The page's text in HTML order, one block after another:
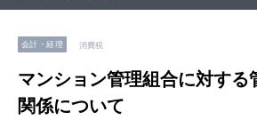
会計・経理 消費税
マンション管理組合に対する
関係について